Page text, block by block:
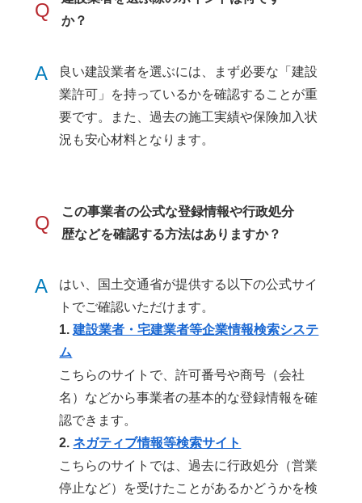
Q
か？
A
良い建設業者を選ぶには、まず必要な「建設
業許可」を持っているかを確認することが重
要です。また、過去の施工実績や保険加入状
況も安心材料となります。
Q
この事業者の公式な登録情報や行政処分
歴などを確認する方法はありますか？
A
はい、国土交通省が提供する以下の公式サイ
トでご確認いただけます。
1.建設業者・宅建業者等企業情報検索システ
ム
こちらのサイトで、許可番号や商号（会社
名）などから事業者の基本的な登録情報を確
認できます。
2.ネガティブ情報等検索サイト
こちらのサイトでは、過去に行政処分（営業
停止など）を受けたことがあるかどうかを検